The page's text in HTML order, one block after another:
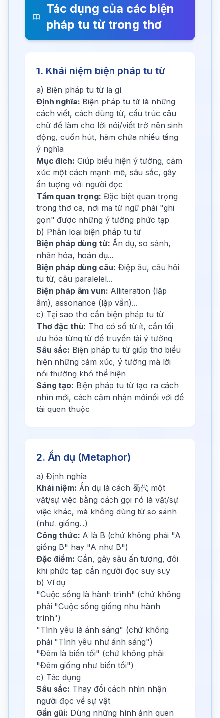
Tác dụng của các biện
pháp tu từ trong thơ
1. Khái niệm biện pháp tu từ
a) Biện pháp tu từ là gì
Định nghĩa: Biện pháp tu từ là những
cách viết, cách dùng từ, cấu trúc câu
chữ để làm cho lời nói/viết trở nên sinh
động, cuốn hút, hàm chứa nhiều tầng
ý nghĩa
Mục đích: Giúp biểu hiện ý tưởng, cảm
xúc một cách mạnh mẽ, sâu sắc, gây
ấn tượng với người đọc
Tầm quan trọng: Đặc biệt quan trọng
trong thơ ca, nơi mà từ ngữ phải "ghi
gọn" được những ý tưởng phức tạp
b) Phân loại biện pháp tu từ
Biện pháp dùng từ: Ẩn dụ, so sánh,
nhân hóa, hoán dụ...
Biện pháp dùng câu: Điệp âu, câu hỏi
tu từ, câu paralelel...
Biện pháp âm vun: Alliteration (lặp
âm), assonance (lặp vần)...
c) Tại sao thơ cần biện pháp tu từ
Thơ đặc thù: Thơ có số từ ít, cần tối
ưu hóa từng từ để truyền tải ý tưởng
Sâu sắc: Biện pháp tu từ giúp thơ biểu
hiện những cảm xúc, ý tưởng mà lời
nói thường khó thể hiện
Sáng tạo: Biện pháp tu từ tạo ra cách
nhìn mới, cách cảm nhận mớinối với đề
tài quen thuộc
2. Ẩn dụ (Metaphor)
a) Định nghĩa
Khái niệm: Ẩn dụ là cách 蜀代 một
vật/sự việc bằng cách gọi nó là vật/sự
việc khác, mà không dùng từ so sánh
(như, giống...)
Công thức: A là B (chứ không phải "A
giống B" hay "A như B")
Đặc điểm: Gần, gây sâu ấn tượng, đôi
khi phức tạp cần người đọc suy suy
b) Ví dụ
"Cuộc sống là hành trình" (chứ không
phải "Cuộc sống giống như hành
trình")
"Tình yêu là ánh sáng" (chứ không
phải "Tình yêu như ánh sáng")
"Đêm là biển tối" (chứ không phải
"Đêm giống như biển tối")
c) Tác dụng
Sâu sắc: Thay đổi cách nhìn nhận
người đọc về sự vật
Gần gũi: Dùng những hình ảnh quen